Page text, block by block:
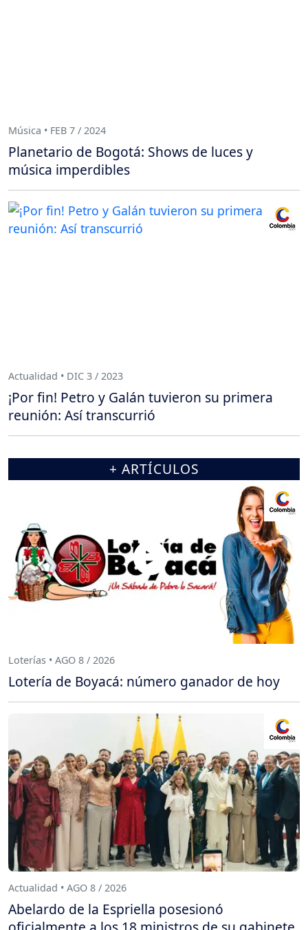
Música • FEB 7 / 2024
Planetario de Bogotá: Shows de luces y
música imperdibles
Actualidad • DIC 3 / 2023
¡Por fin! Petro y Galán tuvieron su primera
reunión: Así transcurrió
+ ARTÍCULOS
Loterías • AGO 8 / 2026
Lotería de Boyacá: número ganador de hoy
Actualidad • AGO 8 / 2026
Abelardo de la Espriella posesionó